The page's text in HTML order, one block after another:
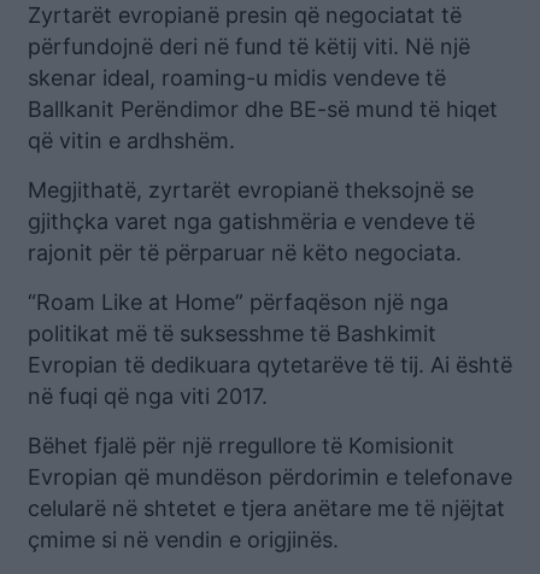
Zyrtarët evropianë presin që negociatat të
përfundojnë deri në fund të këtij viti. Në një
skenar ideal, roaming-u midis vendeve të
Ballkanit Perëndimor dhe BE-së mund të hiqet
që vitin e ardhshëm.
Megjithatë, zyrtarët evropianë theksojnë se
gjithçka varet nga gatishmëria e vendeve të
rajonit për të përparuar në këto negociata.
“Roam Like at Home” përfaqëson një nga
politikat më të suksesshme të Bashkimit
Evropian të dedikuara qytetarëve të tij. Ai është
në fuqi që nga viti 2017.
Bëhet fjalë për një rregullore të Komisionit
Evropian që mundëson përdorimin e telefonave
celularë në shtetet e tjera anëtare me të njëjtat
çmime si në vendin e origjinës.